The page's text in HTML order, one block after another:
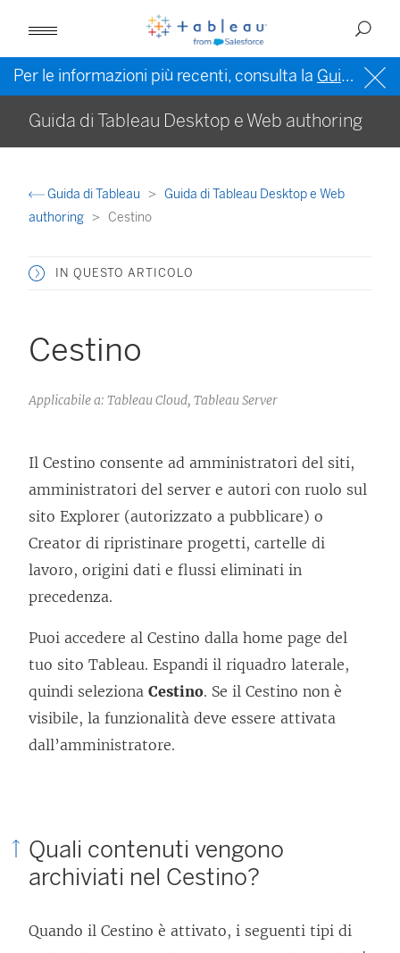
Per le informazioni più recenti, consulta la Guida di Tableau in inglese (Stati Uniti)
Guida di Tableau Desktop e Web authoring
Guida di Tableau
Guida di Tableau Desktop e Web
authoring
Cestino
IN QUESTO ARTICOLO
Cestino
Applicabile a: Tableau Cloud, Tableau Server
Il Cestino consente ad amministratori del siti,
amministratori del server e autori con ruolo sul
sito Explorer (autorizzato a pubblicare) o
Creator di ripristinare progetti, cartelle di
lavoro, origini dati e flussi eliminati in
precedenza.
Puoi accedere al Cestino dalla home page del
tuo sito Tableau. Espandi il riquadro laterale,
quindi seleziona Cestino. Se il Cestino non è
visibile, la funzionalità deve essere attivata
dall’amministratore.
Quali contenuti vengono
archiviati nel Cestino?
Quando il Cestino è attivato, i seguenti tipi di